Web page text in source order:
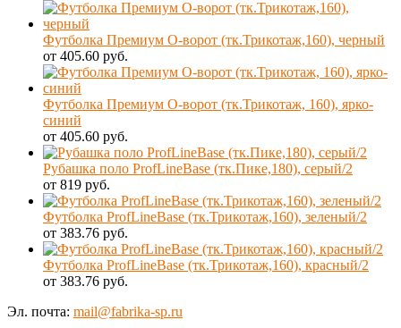
Футболка Премиум О-ворот (тк.Трикотаж,160), черный
от 405.60 руб.
Футболка Премиум О-ворот (тк.Трикотаж, 160), ярко-
синий
от 405.60 руб.
Рубашка поло ProfLineBase (тк.Пике,180), серый/2
от 819 руб.
Футболка ProfLineBase (тк.Трикотаж,160), зеленый/2
от 383.76 руб.
Футболка ProfLineBase (тк.Трикотаж,160), красный/2
от 383.76 руб.
Эл. почта: mail@fabrika-sp.ru